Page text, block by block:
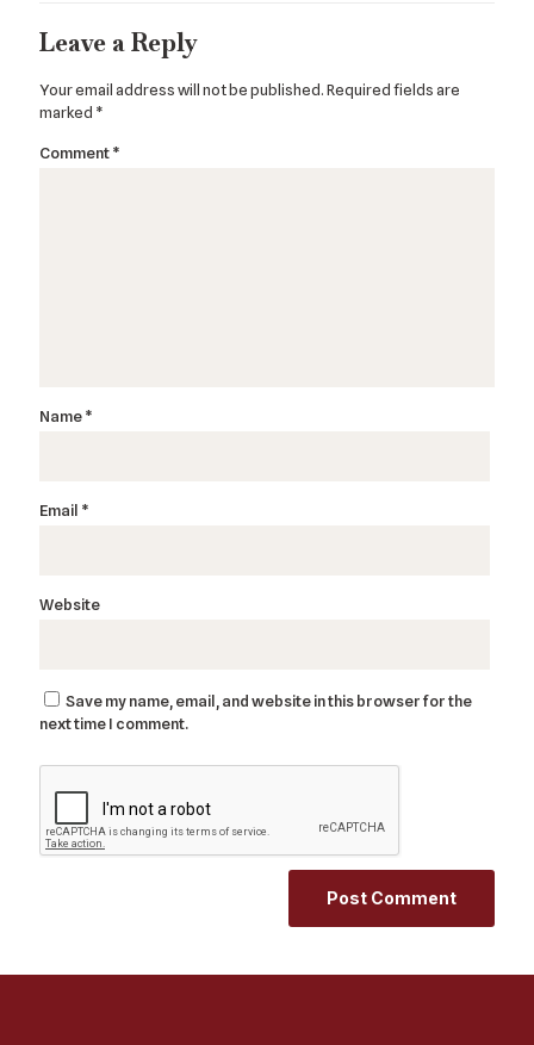
Leave a Reply
Your email address will not be published.Required fields are
marked *
Comment*
Name*
Email *
Website
Save my name, email, and website in this browser for the
next time I comment.